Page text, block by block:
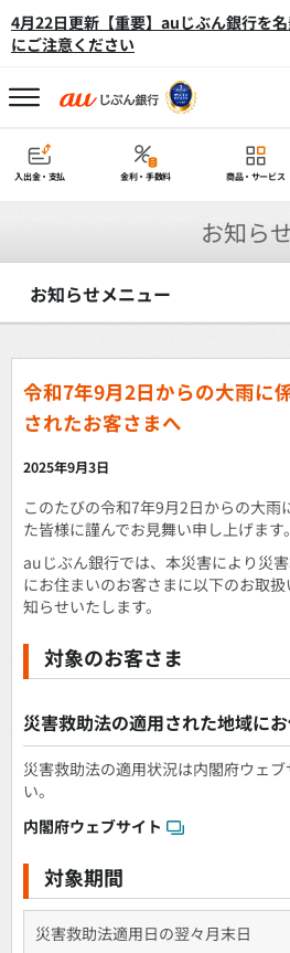
4月22日更新【重要】auじぶん銀行を
にご注意ください
入出金・支払 金利・手数料 商品・サービス
お知ら
お知らせメニュー
令和7年9月2日からの大雨に
されたお客さまへ
2025年9月3日
このたびの令和7年9月2日からの大雨
た皆様に謹んでお見舞い申し上げます。
auじぶん銀行では、本災害により災
にお住まいのお客さまに以下のお取
知らせいたします。
対象のお客さま
災害救助法の適用された地域に
災害救助法の適用状況は内閣府ウェ
い。
内閣府ウェブサイト
対象期間
災害救助法適用日の翌々月末日